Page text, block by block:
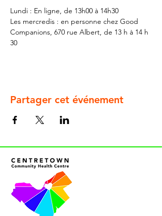
Lundi : En ligne, de 13h00 à 14h30
Les mercredis : en personne chez Good
Companions, 670 rue Albert, de 13 h à 14 h
30
Partager cet événement